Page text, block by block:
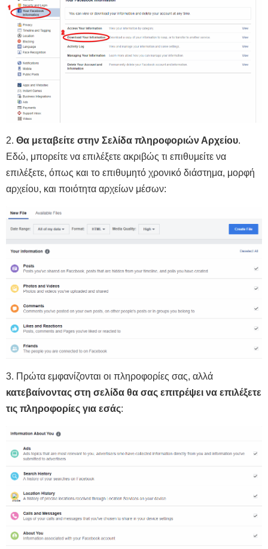
2. Θα μεταβείτε στην Σελίδα πληροφοριών Αρχείου.
Εδώ, μπορείτε να επιλέξετε ακριβώς τι επιθυμείτε να
επιλέξετε, όπως και το επιθυμητό χρονικό διάστημα, μορφή
αρχείου, και ποιότητα αρχείων μέσων:
3. Πρώτα εμφανίζονται οι πληροφορίες σας, αλλά
κατεβαίνοντας στη σελίδα θα σας επιτρέψει να επιλέξετε
τις πληροφορίες για εσάς: